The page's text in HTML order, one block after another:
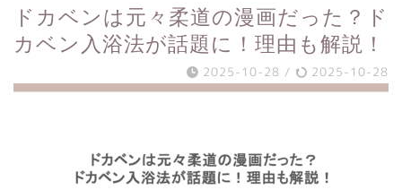
ドカベンは元々柔道の漫画だった？ド
カベン入浴法が話題に！理由も解説！
2025-10-28 / 2025-10-28